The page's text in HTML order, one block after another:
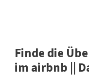
Finde die
im airbnb ||